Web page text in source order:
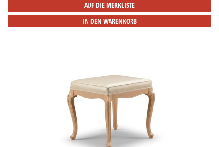
AUF DIE MERKLISTE
IN DEN WARENKORB